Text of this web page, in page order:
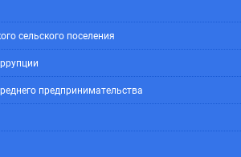
сельского поселения
предпринимательства